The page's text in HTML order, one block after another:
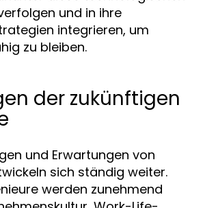
und in ihre
integrieren, um
zu bleiben.
der zukünftigen
und Erwartungen von
sich ständig weiter.
werden zunehmend